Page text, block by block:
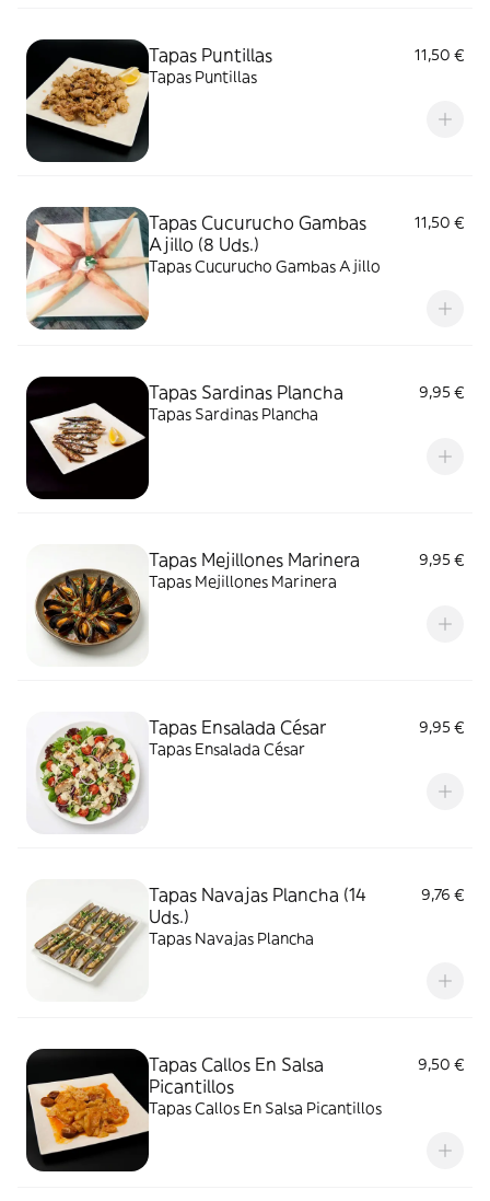
Tapas Puntillas
11,50 €
Tapas Puntillas
Tapas Cucurucho Gambas
Ajillo (8 Uds.)
11,50 €
Tapas Cucurucho Gambas Ajillo
Tapas Sardinas Plancha
9,95 €
Tapas Sardinas Plancha
Tapas Mejillones Marinera
9,95 €
Tapas Mejillones Marinera
Tapas Ensalada César
9,95 €
Tapas Ensalada César
Tapas Navajas Plancha (14
Uds.)
9,76 €
Tapas Navajas Plancha
Tapas Callos En Salsa
Picantillos
9,50 €
Tapas Callos En Salsa Picantillos